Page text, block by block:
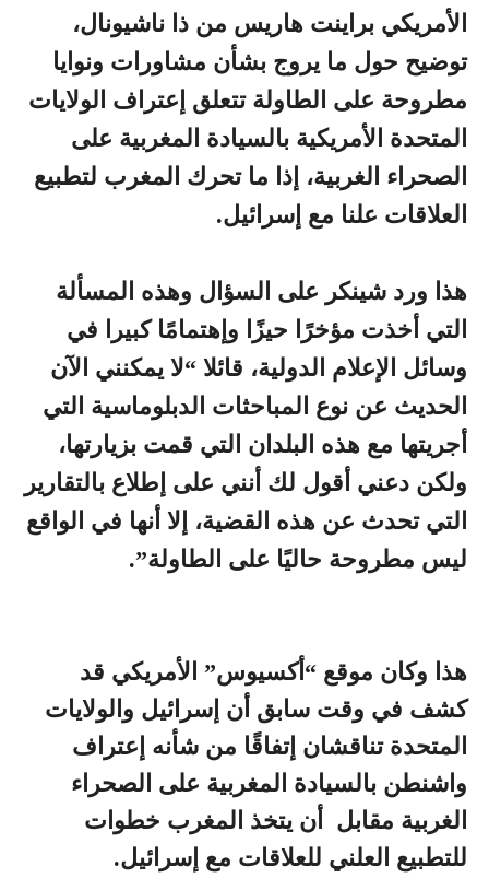
الأمريكي براينت هاريس من ذا ناشيونال،
توضيح حول ما يروج بشأن مشاورات ونوايا
مطروحة على الطاولة تتعلق إعتراف الولايات
المتحدة الأمريكية بالسيادة المغربية على
الصحراء الغربية، إذا ما تحرك المغرب لتطبيع
العلاقات علنا مع إسرائيل.
هذا ورد شينكر على السؤال وهذه المسألة
التي أخذت مؤخرًا حيزًا وإهتمامًا كبيرا في
وسائل الإعلام الدولية، قائلا “لا يمكنني الآن
الحديث عن نوع المباحثات الدبلوماسية التي
أجريتها مع هذه البلدان التي قمت بزيارتها،
ولكن دعني أقول لك أنني على إطلاع بالتقارير
التي تحدث عن هذه القضية، إلا أنها في الواقع
ليس مطروحة حاليًا على الطاولة”.
هذا وكان موقع “أكسيوس” الأمريكي قد
كشف في وقت سابق أن إسرائيل والولايات
المتحدة تناقشان إتفاقًا من شأنه إعتراف
واشنطن بالسيادة المغربية على الصحراء
الغربية مقابل أن يتخذ المغرب خطوات
للتطبيع العلني للعلاقات مع إسرائيل.